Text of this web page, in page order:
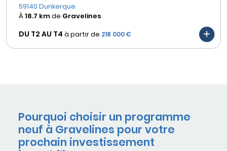
59140 Dunkerque
À18.7 kmde Gravelines
DU T2 AU T4 à partir de 218 000 €
Pourquoi choisir un programme
neuf à Gravelines pour votre
prochain investissement